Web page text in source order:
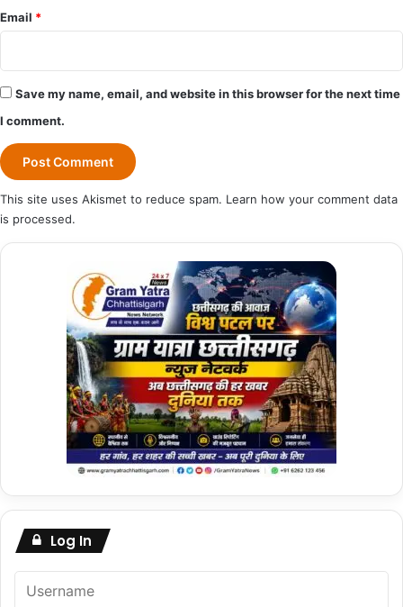
Email *
Save my name, email, and website in this browser for the next time
I comment.
This site uses Akismet to reduce spam. Learn how your comment data
is processed.
Log In